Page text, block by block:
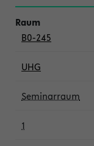
B0-245
UHG
Seminarraum
1